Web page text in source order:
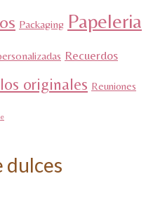
Packaging Papeleria
Recuerdos
originales Reuniones
dulces